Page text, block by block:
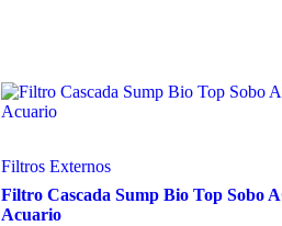
Filtros Externos
Filtro Cascada Sump Bio Top Sobo
Acuario